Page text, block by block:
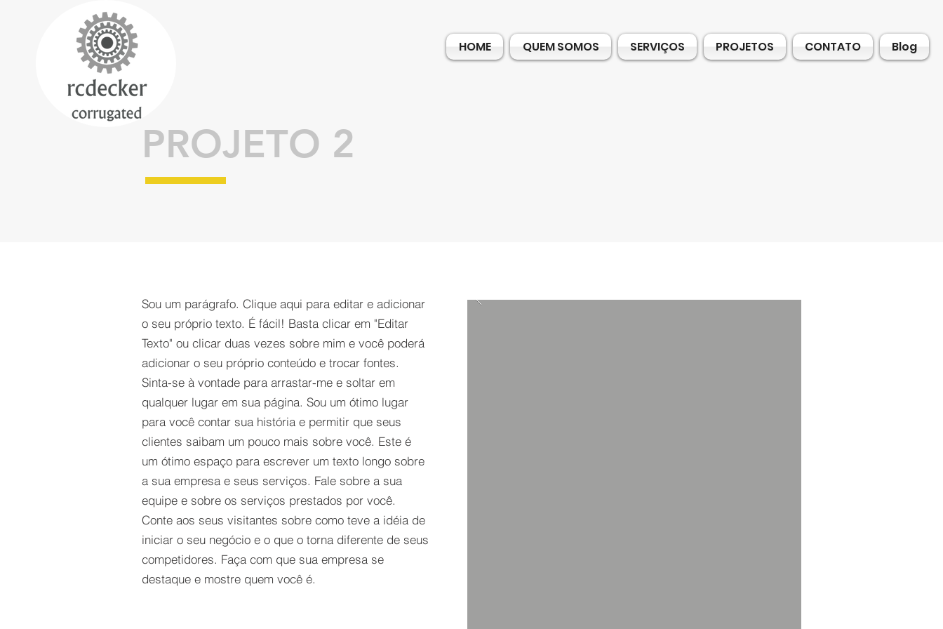
HOME QUEM SOMOS SERVIÇOS PROJETOS CONTATO Blog
PROJETO 2
Sou um parágrafo. Clique aqui para editar e adicionar
o seu próprio texto. É fácil! Basta clicar em "Editar
Texto" ou clicar duas vezes sobre mim e você poderá
adicionar o seu próprio conteúdo e trocar fontes.
Sinta-se à vontade para arrastar-me e soltar em
qualquer lugar em sua página. Sou um ótimo lugar
para você contar sua história e permitir que seus
clientes saibam um pouco mais sobre você. Este é
um ótimo espaço para escrever um texto longo sobre
a sua empresa e seus serviços. Fale sobre a sua
equipe e sobre os serviços prestados por você.
Conte aos seus visitantes sobre como teve a idéia de
iniciar o seu negócio e o que o torna diferente de seus
competidores. Faça com que sua empresa se
destaque e mostre quem você é.